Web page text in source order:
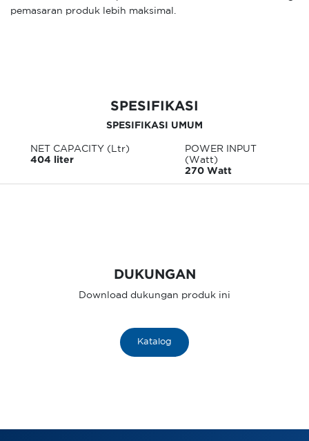
pemasaran produk lebih maksimal.
SPESIFIKASI
SPESIFIKASI UMUM
NET CAPACITY (Ltr)
404 liter
POWER INPUT
(Watt)
270 Watt
DUKUNGAN
Download dukungan produk ini
Katalog